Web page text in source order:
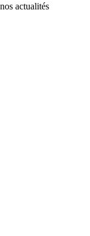
actualités